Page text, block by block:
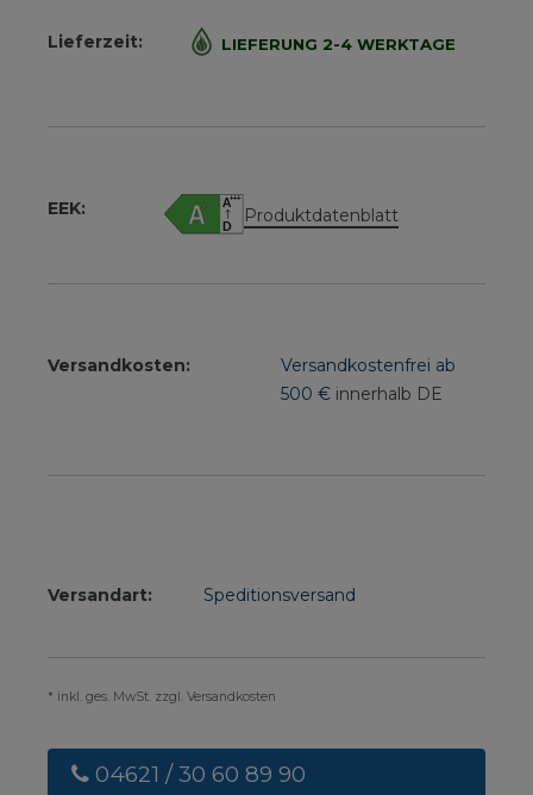
Lieferzeit: LIEFERUNG 2-4 WERKTAGE
EEK: Produktdatenblatt
Versandkosten:
Versandkostenfrei ab
500 € innerhalb DE
Versandart: Speditionsversand
* inkl. ges. MwSt. zzgl. Versandkosten
04621 / 30 60 89 90